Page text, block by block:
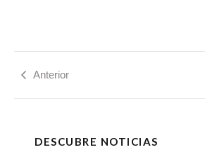
Anterior
DESCUBRE NOTICIAS